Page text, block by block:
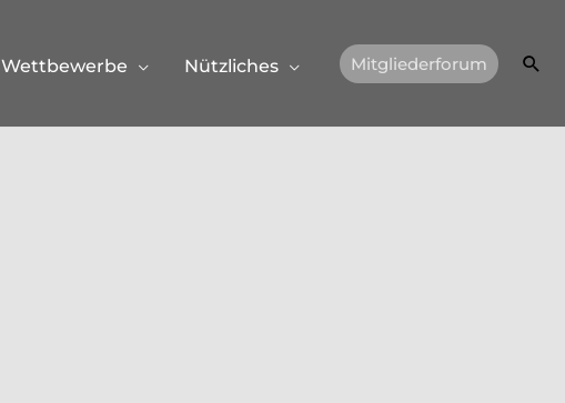
Wettbewerbe Nützliches Mitgliederforum